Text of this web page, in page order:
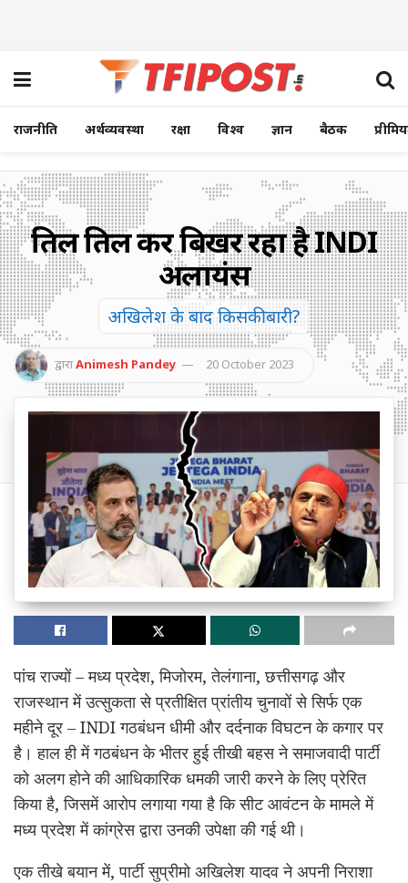
राजनीति अर्थव्यवस्था रक्षा विश्व ज्ञान बैठक
तिल तिल कर बिखर रहा है INDI
अलायंस
अखिलेश के बाद किसकी बारी?
द्वाराAnimesh Pandey 20 October 2023
पांच राज्यों – मध्य प्रदेश, मिजोरम, तेलंगाना, छत्तीसगढ़ और
राजस्थान में उत्सुकता से प्रतीक्षित प्रांतीय चुनावों से सिर्फ एक
महीने दूर – INDI गठबंधन धीमी और दर्दनाक विघटन के कगार पर
है। हाल ही में गठबंधन के भीतर हुई तीखी बहस ने समाजवादी पार्टी
को अलग होने की आधिकारिक धमकी जारी करने के लिए प्रेरित
किया है, जिसमें आरोप लगाया गया है कि सीट आवंटन के मामले में
मध्य प्रदेश में कांग्रेस द्वारा उनकी उपेक्षा की गई थी।
एक तीखे बयान में, पार्टी सुप्रीमो अखिलेश यादव ने अपनी निराशा